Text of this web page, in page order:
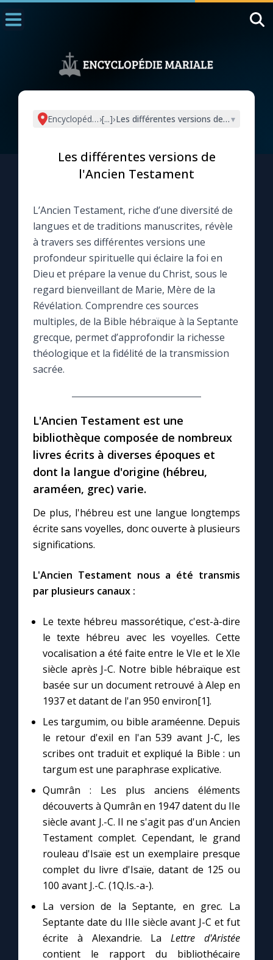
L'actualité de la semaine
La newsletter
La vidéo de la semaine
Le compte Tiktok
Le magazine
Le site internet
Prier au quotidien
Avec Thérèse de Lisieux
L'Évangile chaque jour
Les premiers samedis du mois
Marie qui défait les nœuds
Me consacrer à Jésus par Marie
Mes intentions de prière
Une Minute avec Marie
Une neuvaine
À la une
1000 Raisons de Croire
Chapelet pour le monde
Contact
Marie de Nazareth
Encyclopédie mariale
›[...]›Les différentes versions de l'Ancien
▾
Les différentes versions de
l'Ancien Testament
L’Ancien Testament, riche d’une diversité de
langues et de traditions manuscrites, révèle
à travers ses différentes versions une
profondeur spirituelle qui éclaire la foi en
Dieu et prépare la venue du Christ, sous le
regard bienveillant de Marie, Mère de la
Révélation. Comprendre ces sources
multiples, de la Bible hébraïque à la Septante
grecque, permet d’approfondir la richesse
théologique et la fidélité de la transmission
sacrée.
L'Ancien Testament est une
bibliothèque composée de nombreux
livres écrits à diverses époques et
dont la langue d'origine (hébreu,
araméen, grec) varie.
De plus, l'hébreu est une langue longtemps
écrite sans voyelles, donc ouverte à plusieurs
significations.
L'Ancien Testament nous a été transmis
par plusieurs canaux :
Le texte hébreu massorétique, c'est-à-dire
le texte hébreu avec les voyelles. Cette
vocalisation a été faite entre le VIe et le XIe
siècle après J-C. Notre bible hébraïque est
basée sur un document retrouvé à Alep en
1937 et datant de l'an 950 environ[1].
Les targumim, ou bible araméenne. Depuis
le retour d'exil en l'an 539 avant J-C, les
scribes ont traduit et expliqué la Bible : un
targum est une paraphrase explicative.
Qumrân : Les plus anciens éléments
découverts à Qumrân en 1947 datent du IIe
siècle avant J.-C. Il ne s'agit pas d'un Ancien
Testament complet. Cependant, le grand
rouleau d'Isaïe est un exemplaire presque
complet du livre d'Isaïe, datant de 125 ou
100 avant J.-C. (1Q.Is.-a-).
La version de la Septante, en grec. La
Septante date du IIIe siècle avant J-C et fut
écrite à Alexandrie. LaLettre d'Aristée
contient le rapport du bibliothécaire